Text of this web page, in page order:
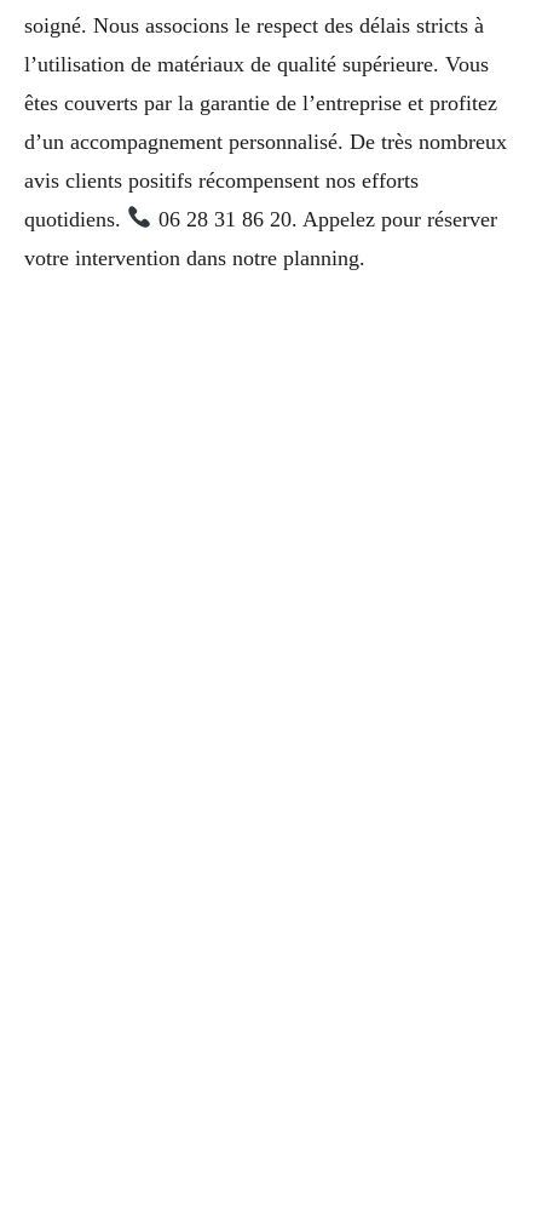
soigné. Nous associons le respect des délais stricts à
l’utilisation de matériaux de qualité supérieure. Vous
êtes couverts par la garantie de l’entreprise et profitez
d’un accompagnement personnalisé. De très nombreux
avis clients positifs récompensent nos efforts
quotidiens.
06 28 31 86 20. Appelez pour réserver
votre intervention dans notre planning.